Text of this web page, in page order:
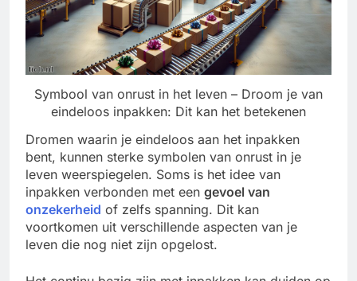
Symbool van onrust in het leven – Droom je van
eindeloos inpakken: Dit kan het betekenen
Dromen waarin je eindeloos aan het inpakken
bent, kunnen sterke symbolen van onrust in je
leven weerspiegelen. Soms is het idee van
inpakken verbonden met een gevoel van
onzekerheid of zelfs spanning. Dit kan
voortkomen uit verschillende aspecten van je
leven die nog niet zijn opgelost.